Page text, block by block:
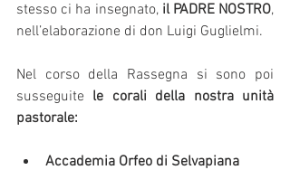
stesso ci ha insegnato, il PADRE NOSTRO,
nell’elaborazione di don Luigi Guglielmi.
Nel corso della Rassegna si sono poi
susseguite le corali della nostra unità
pastorale:
Accademia Orfeo di Selvapiana